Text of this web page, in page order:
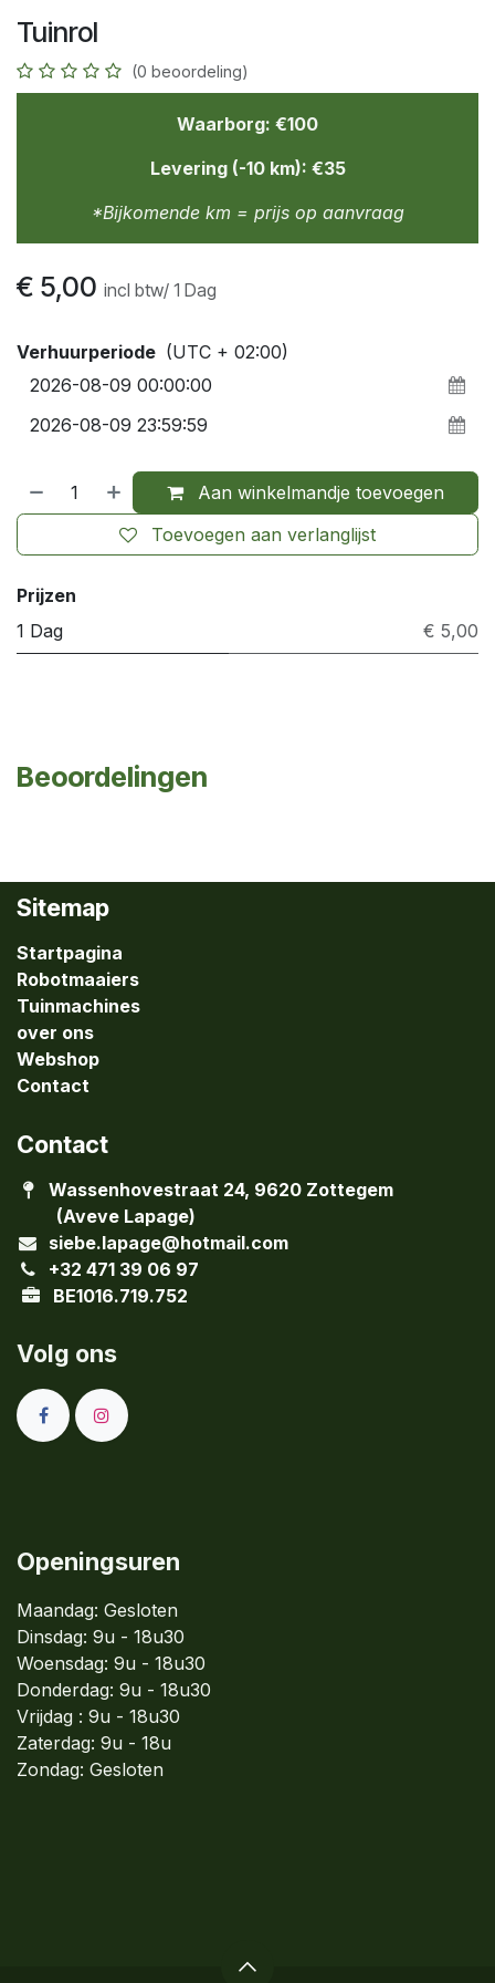
Tuinrol
(0 beoordeling)
Waarborg: €100
Levering (-10 km): €35
*Bijkomende km = prijs op aanvraag
€ 5,00 incl btw/ 1 Dag
Verhuurperiode (UTC + 02:00)
Aan winkelmandje toevoegen
Toevoegen aan verlanglijst
Prijzen
1 Dag
€ 5,00
Beoordelingen
Sitemap
Startpagina
Robotmaaiers
Tuinmachines
over ons
Webshop
Contact
Contact
Wassenhovestraat 24, 9620 Zottegem
(Aveve Lapage)
siebe.lapage@hotmail.com
+32 471 39 06 97
BE1016.719.752
Volg ons
Openingsuren
Maandag: Gesloten
Dinsdag: 9u - 18u30
Woensdag: 9u - 18u30
Donderdag: 9u - 18u30
Vrijdag : 9u - 18u30
Zaterdag: 9u - 18u
Zondag: Gesloten